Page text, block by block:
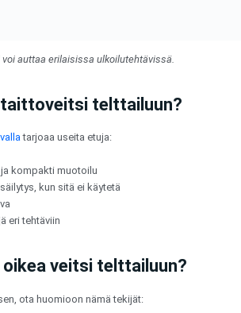
auttaa erilaisissa ulkoilutehtävissä.
telttailuun?
tarjoaa useita etuja:
kompakti muotoilu
kun sitä ei käytetä
eri tehtäviin
veitsi telttailuun?
ota huomioon nämä tekijät: